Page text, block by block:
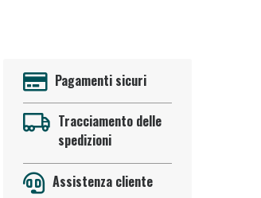
Pagamenti sicuri
Tracciamento delle
spedizioni
Assistenza cliente